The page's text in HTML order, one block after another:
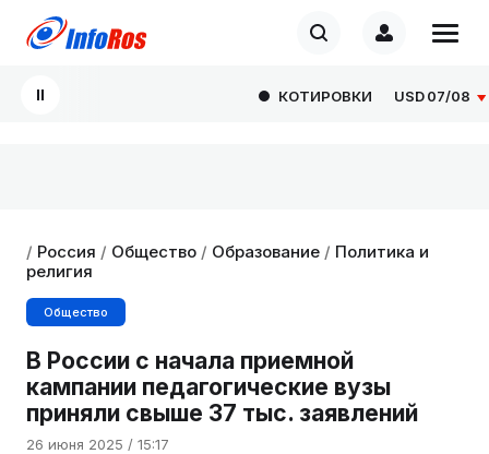
КОТИРОВКИ USD 07/08
/ Россия / Общество / Образование / Политика и
религия
Общество
В России с начала приемной
кампании педагогические вузы
приняли свыше 37 тыс. заявлений
26 июня 2025 / 15:17